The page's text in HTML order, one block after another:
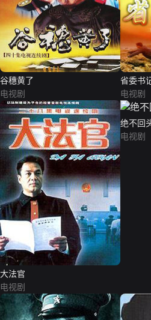
谷穗黄了
电视剧
省委书
电视剧
大法官
电视剧
绝不回
电视剧